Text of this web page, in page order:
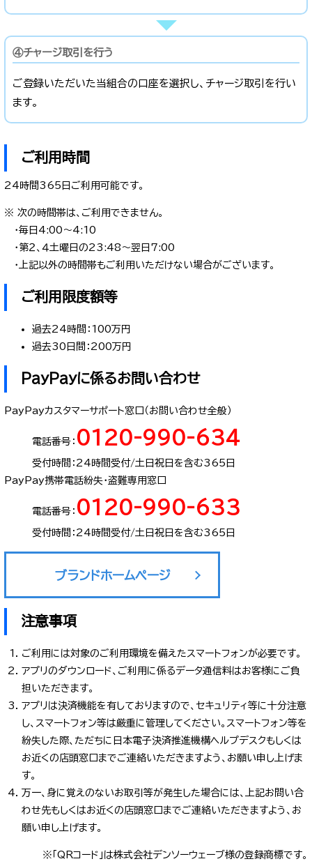
④チャージ取引を行う
ご登録いただいた当組合の口座を選択し、チャージ取引を行い
ます。
ご利用時間
24時間365日ご利用可能です。
※ 次の時間帯は、ご利用できません。
・毎日4:00～4:10
・第２、４土曜日の23:48～翌日7:00
・上記以外の時間帯もご利用いただけない場合がございます。
ご利用限度額等
過去24時間：100万円
過去30日間：200万円
PayPayに係るお問い合わせ
PayPayカスタマーサポート窓口（お問い合わせ全般）
電話番号： 0120-990-634
受付時間：24時間受付/土日祝日を含む365日
PayPay携帯電話紛失・盗難専用窓口
電話番号： 0120-990-633
受付時間：24時間受付/土日祝日を含む365日
ブランドホームページ
注意事項
ご利用には対象のご利用環境を備えたスマートフォンが必要です。
アプリのダウンロード、ご利用に係るデータ通信料はお客様にご負
担いただきます。
アプリは決済機能を有しておりますので、セキュリティ等に十分注意
し、スマートフォン等は厳重に管理してください。スマートフォン等を
紛失した際、ただちに日本電子決済推進機構ヘルプデスクもしくは
お近くの店頭窓口までご連絡いただきますよう、お願い申し上げま
す。
万一、身に覚えのないお取引等が発生した場合には、上記お問い合
わせ先もしくはお近くの店頭窓口までご連絡いただきますよう、お
願い申し上げます。
※「QRコード」は株式会社デンソーウェーブ様の登録商標です。